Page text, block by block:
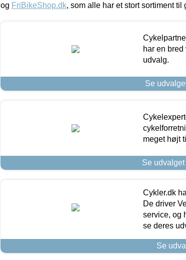
og FriBikeShop.dk, som alle har et stort sortiment til
har en
udvalg.
Se
meget højt
Se
Cykler.dk
De driver
service, og
se deres
Se